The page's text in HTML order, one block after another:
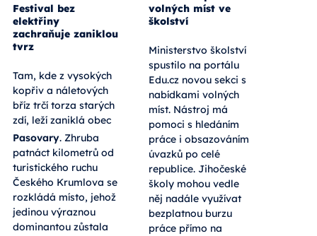
Festival bez
elektřiny
zachraňuje zaniklou
tvrz
Tam, kde z vysokých
kopřiv a náletových
bříz trčí torza starých
zdí, leží zaniklá obec
Pasovary. Zhruba
patnáct kilometrů od
turistického ruchu
Českého Krumlova se
rozkládá místo, jehož
jedinou výraznou
dominantou zůstala
volných míst ve
školství
Ministerstvo školství
spustilo na portálu
Edu.cz novou sekci s
nabídkami volných
míst. Nástroj má
pomoci s hledáním
práce i obsazováním
úvazků po celé
republice. Jihočeské
školy mohou vedle
něj nadále využívat
bezplatnou burzu
práce přímo na